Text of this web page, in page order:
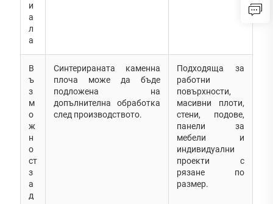
и
а
л
а
В
ъ
з
м
о
ж
н
о
ст
з
а
д
Синтерираната каменна
плоча може да бъде
подложена на
допълнителна обработка
след производството.
Подходяща за
работни
повърхности,
масивни плоти,
стени, подове,
панели за
мебели и
индивидуални
проекти с
рязане по
размер.